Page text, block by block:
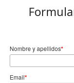
Nombre y apellidos*
Email*